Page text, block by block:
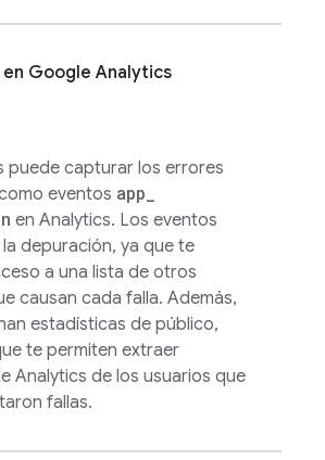
Google Analytics
puede capturar los errores
eventos app
en Analytics. Los eventos
depuración, ya que te
a una lista de otros
causan cada falla. Además,
estadísticas de público,
te permiten extraer
Analytics de los usuarios que
fallas.